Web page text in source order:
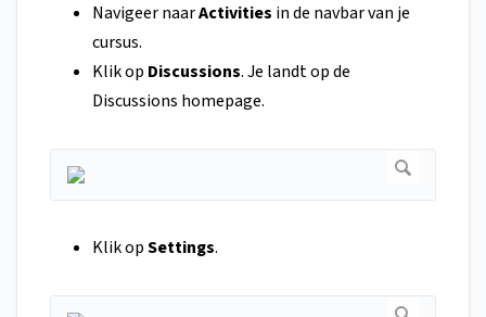
Navigeer naarActivities in de navbar van je
cursus.
Klik op Discussions. Je landt op de
Discussions homepage.
Klik opSettings.